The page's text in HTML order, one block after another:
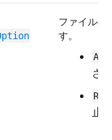
ファイルの
す。
さ
止